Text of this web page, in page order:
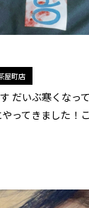
屋町店
だいぶ寒くなっ
ってきました！